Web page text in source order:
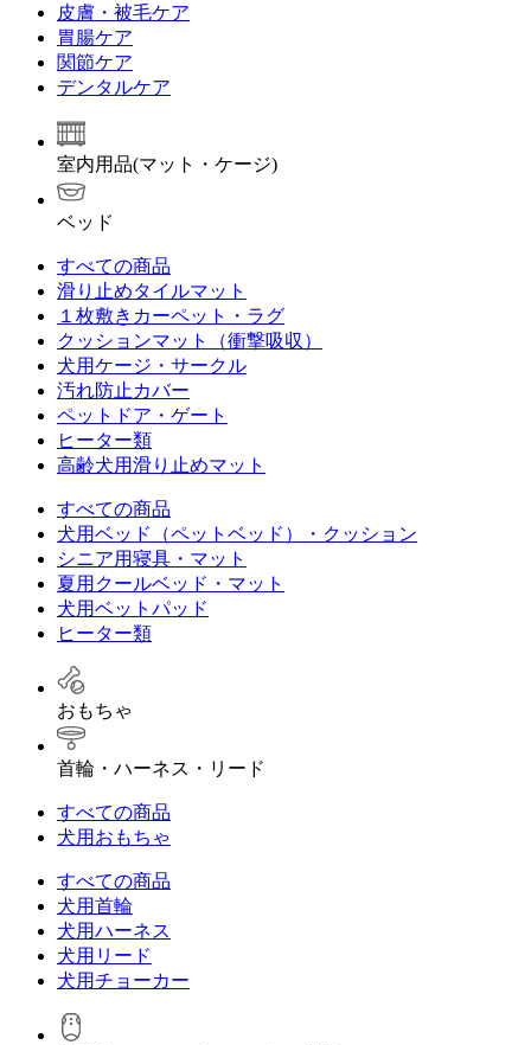
皮膚・被毛ケア
胃腸ケア
関節ケア
デンタルケア
室内用品(マット・ケージ)
ベッド
すべての商品
滑り止めタイルマット
１枚敷きカーペット・ラグ
クッションマット（衝撃吸収）
犬用ケージ・サークル
汚れ防止カバー
ペットドア・ゲート
ヒーター類
高齢犬用滑り止めマット
すべての商品
犬用ベッド（ペットベッド）・クッション
シニア用寝具・マット
夏用クールベッド・マット
犬用ベットパッド
ヒーター類
おもちゃ
首輪・ハーネス・リード
すべての商品
犬用おもちゃ
すべての商品
犬用首輪
犬用ハーネス
犬用リード
犬用チョーカー